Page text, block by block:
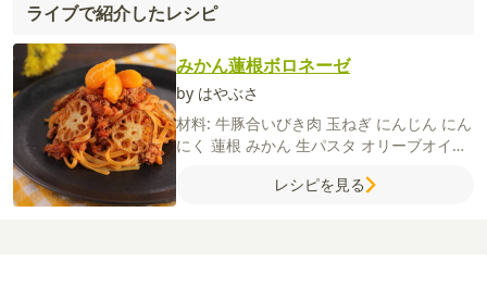
ライブで紹介したレシピ
みかん蓮根ボロネーゼ
by はやぶさ
材料: 牛豚合いびき肉 玉ねぎ にんじん にん
にく 蓮根 みかん 生パスタ オリーブオイル
コンソメ（顆粒）ウスターソース
レシピを見る